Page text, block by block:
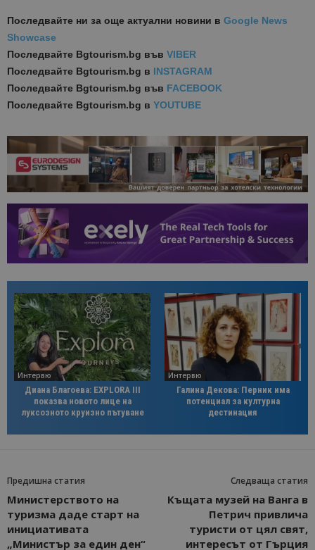
Последвайте ни за още актуални новини в Google News
Showcase
Последвайте Bgtourism.bg във VIBER
Последвайте Bgtourism.bg в INSTAGRAM
Последвайте Bgtourism.bg във FACEBOOK
Последвайте Bgtourism.bg в YOUTUBE
Интервю
Диана Благоева: EXPLORA III
показва новото лице на
луксозното круизно пътуване
Интервю
Галина Декова: Перник има
потенциал за културна
дестинация
Предишна статия
Министерството на
туризма даде старт на
инициативата
„Министър за един ден“
Следваща статия
Къщата музей на Ванга в
Петрич привлича
туристи от цял свят,
интересът от Гърция